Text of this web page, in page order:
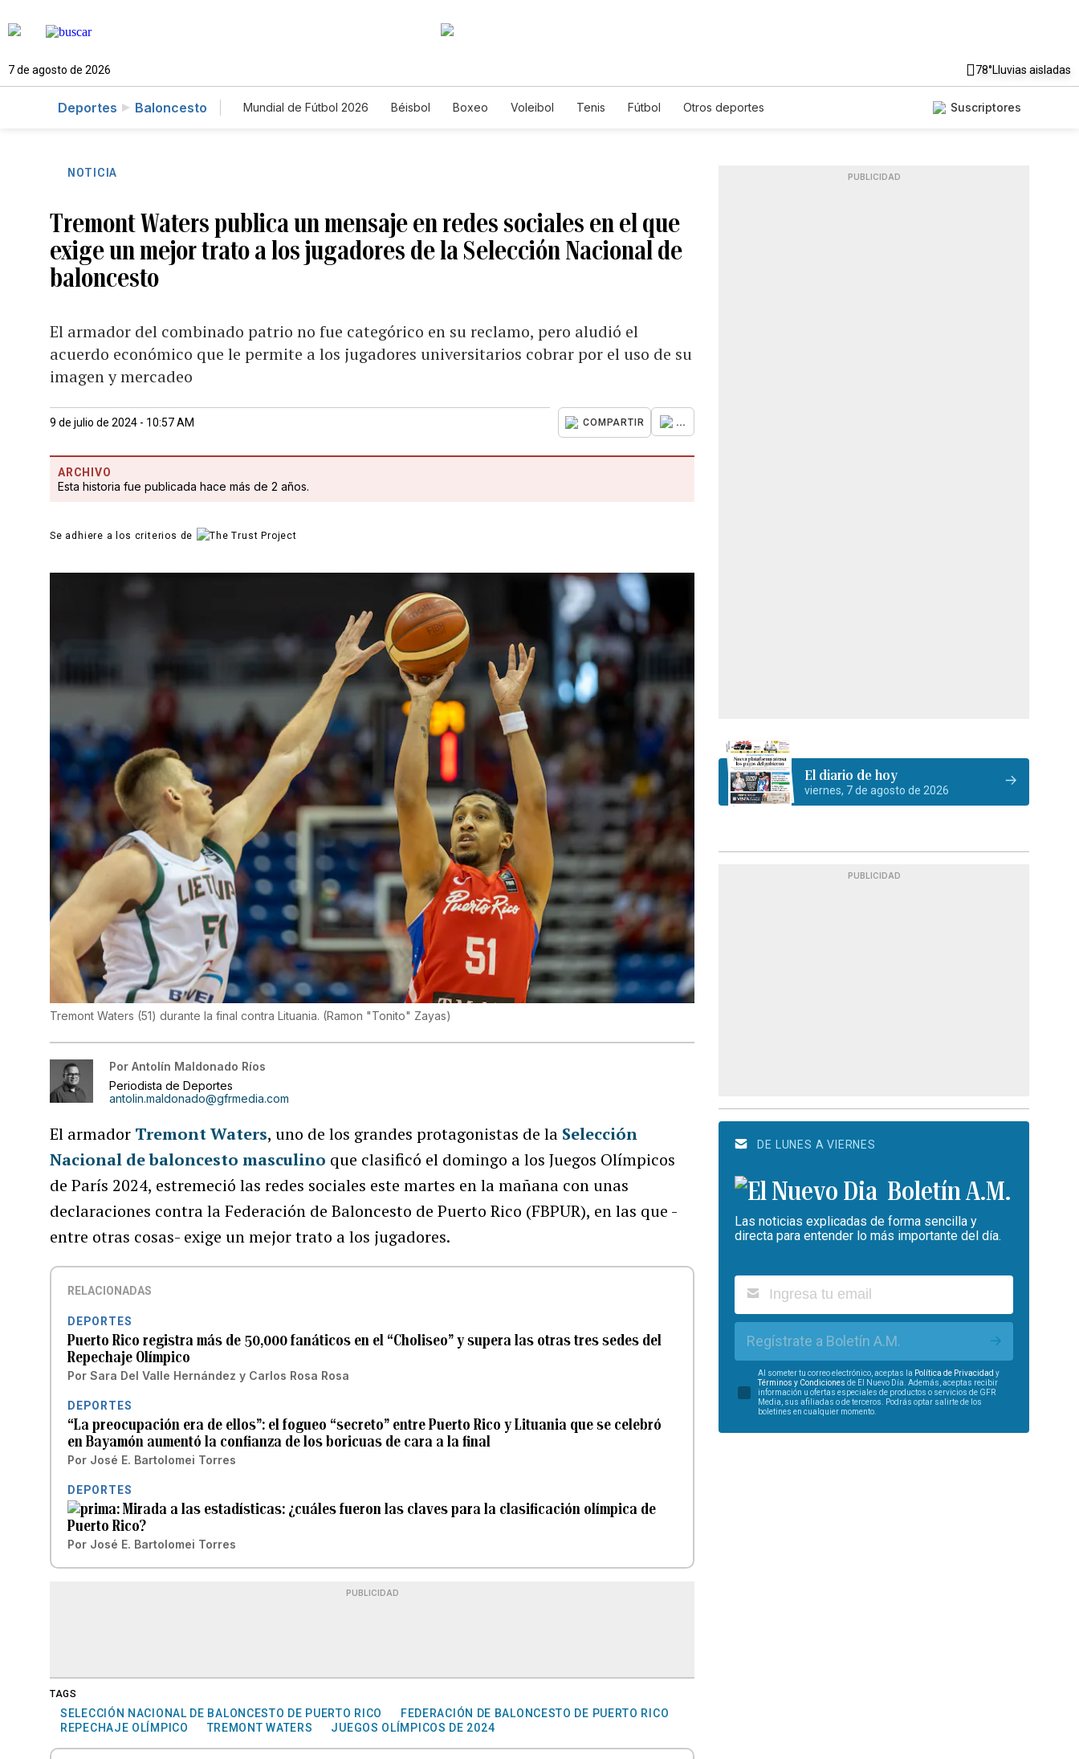
7 de agosto de 2026 78°Lluvias aisladas
Deportes Baloncesto Mundial de Fútbol 2026 Béisbol Boxeo Voleibol Tenis Fútbol Otros deportes Suscriptores
NOTICIA
Tremont Waters publica un mensaje en redes sociales en el que
exige un mejor trato a los jugadores de la Selección Nacional de
baloncesto
El armador del combinado patrio no fue categórico en su reclamo, pero aludió el
acuerdo económico que le permite a los jugadores universitarios cobrar por el uso de su
imagen y mercadeo
9 de julio de 2024 - 10:57 AM COMPARTIR ...
ARCHIVO
Esta historia fue publicada hace más de 2 años.
Se adhiere a los criterios de
Tremont Waters (51) durante la final contra Lituania. (Ramon "Tonito" Zayas)
Por Antolín Maldonado Ríos
Periodista de Deportes
antolin.maldonado@gfrmedia.com
El armador Tremont Waters, uno de los grandes protagonistas de la Selección
Nacional de baloncesto masculino que clasificó el domingo a los Juegos Olímpicos
de París 2024, estremeció las redes sociales este martes en la mañana con unas
declaraciones contra la Federación de Baloncesto de Puerto Rico (FBPUR), en las que -
entre otras cosas- exige un mejor trato a los jugadores.
RELACIONADAS
DEPORTES
Puerto Rico registra más de 50,000 fanáticos en el “Choliseo” y supera las otras tres sedes del
Repechaje Olímpico
Por Sara Del Valle Hernández y Carlos Rosa Rosa
DEPORTES
“La preocupación era de ellos”: el fogueo “secreto” entre Puerto Rico y Lituania que se celebró
en Bayamón aumentó la confianza de los boricuas de cara a la final
Por José E. Bartolomei Torres
DEPORTES
Mirada a las estadísticas: ¿cuáles fueron las claves para la clasificación olímpica de
Puerto Rico?
Por José E. Bartolomei Torres
PUBLICIDAD
TAGS
SELECCIÓN NACIONAL DE BALONCESTO DE PUERTO RICO
FEDERACIÓN DE BALONCESTO DE PUERTO RICO
REPECHAJE OLÍMPICO
TREMONT WATERS JUEGOS OLÍMPICOS DE 2024
PUBLICIDAD
El diario de hoy
viernes, 7 de agosto de 2026
PUBLICIDAD
DE LUNES A VIERNES
Boletín A.M.
Las noticias explicadas de forma sencilla y
directa para entender lo más importante del día.
Regístrate a Boletín A.M.
Al someter tu correo electrónico, aceptas la Política de Privacidad y
Términos y Condiciones de El Nuevo Día. Además, aceptas recibir
información u ofertas especiales de productos o servicios de GFR
Media, sus afiliadas o de terceros. Podrás optar salirte de los
boletines en cualquier momento.